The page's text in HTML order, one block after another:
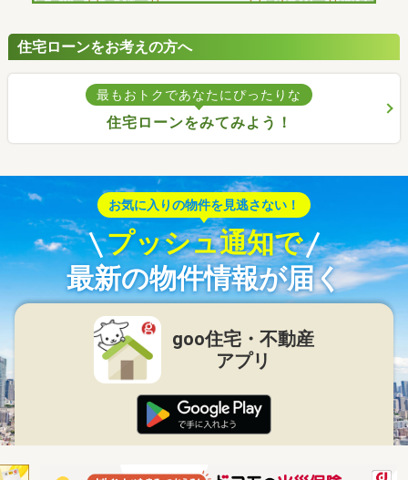
住宅ローンをお考えの方へ
最もおトクであなたにぴったりな
住宅ローンをみてみよう！
お気に入りの物件を見逃さない！
プッシュ通知で
最新の物件情報が届く
goo住宅・不動産
アプリ